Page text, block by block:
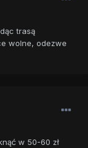
trasą
wolne, odezwe
w 50-60 zł